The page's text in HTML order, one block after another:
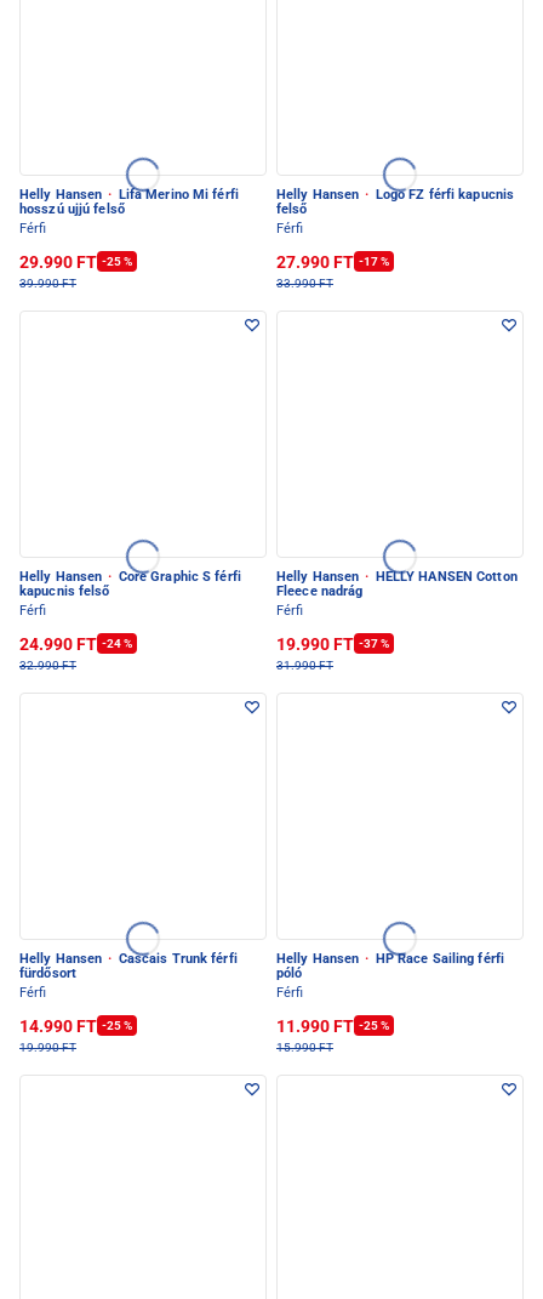
Helly Hansen ·
Lifa Merino Mi férfi
hosszú ujjú felső
Férfi
29.990 FT -25 %
39.990 FT
Helly Hansen ·
Logo FZ férfi kapucnis
felső
Férfi
27.990 FT -17 %
33.990 FT
Helly Hansen · Core Graphic S férfi
kapucnis felső
Férfi
24.990 FT -24 %
32.990 FT
Helly Hansen ·
HELLY HANSEN Cotton
Fleece nadrág
Férfi
19.990 FT -37 %
31.990 FT
Helly Hansen · Cascais Trunk férfi
fürdősort
Férfi
14.990 FT -25 %
19.990 FT
Helly Hansen ·
HP Race Sailing férfi
póló
Férfi
11.990 FT -25 %
15.990 FT